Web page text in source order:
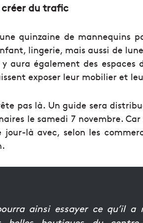
créer du trafic
quinzaine de mannequins
lingerie, mais aussi de
aura également des espaces
exposer leur mobilier et
pas là. Un guide sera
le samedi 7 novembre.
là avec, selon les
ainsi essayer ce qu’il